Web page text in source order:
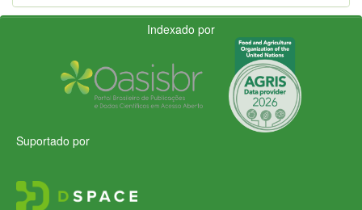
Indexado por
Suportado por